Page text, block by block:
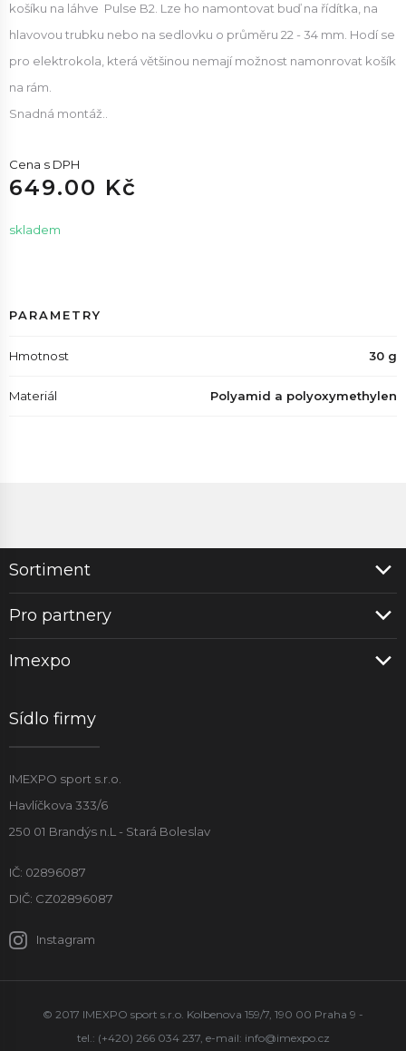
košíku na láhve Pulse B2. Lze ho namontovat buď na řídítka, na
hlavovou trubku nebo na sedlovku o průměru 22 - 34 mm. Hodí se
pro elektrokola, která většinou nemají možnost namonrovat košík
na rám.
Snadná montáž..
Cena s DPH
649.00 Kč
skladem
PARAMETRY
Hmotnost 30 g
Materiál Polyamid a polyoxymethylen
Sortiment
Pro partnery
Imexpo
Sídlo firmy
IMEXPO sport s.r.o.
Havlíčkova 333/6
250 01 Brandýs n.L - Stará Boleslav
IČ: 02896087
DIČ: CZ02896087
Instagram
© 2017 IMEXPO sport s.r.o. Kolbenova 159/7, 190 00 Praha 9 -
tel.: (+420) 266 034 237, e-mail: info@imexpo.cz